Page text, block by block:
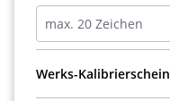
Werks-Kalibrierschein